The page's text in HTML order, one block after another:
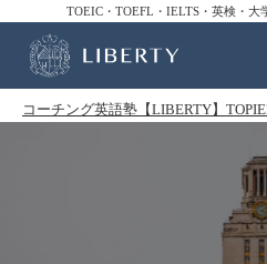
TOEIC・TOEFL・IELTS・英検・大
コーチング英語塾【LIBERTY】TOP